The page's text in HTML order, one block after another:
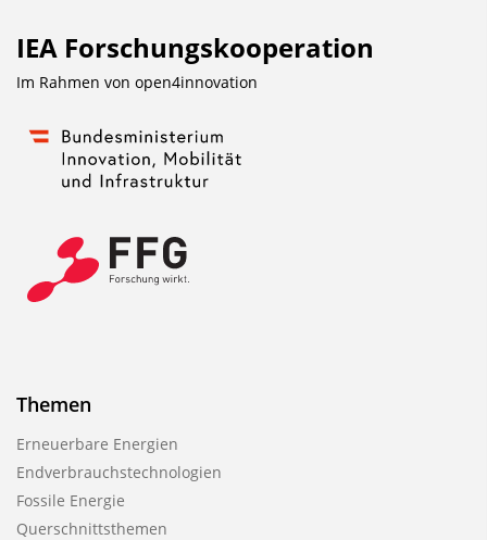
IEA Forschungs­kooperation
Im Rahmen von open4innovation
Themen
Erneuerbare Energien
Endverbrauchstechnologien
Fossile Energie
Querschnittsthemen